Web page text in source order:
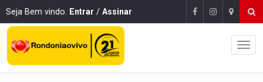
Seja Bem vindo. Entrar / Assinar